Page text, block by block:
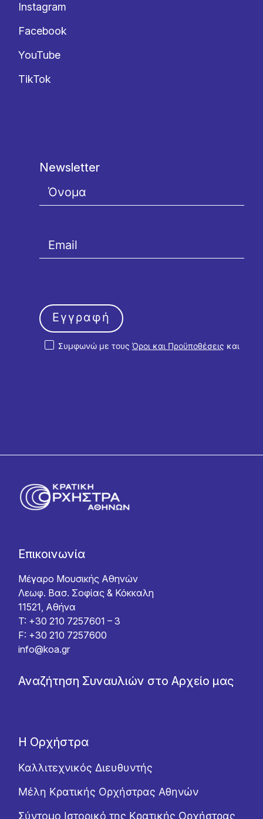
Instagram
Facebook
YouTube
TikTok
Newsletter
Συμφωνώ με τους Όροι και Προϋποθέσεις και
Εγγραφή
Επικοινωνία
Μέγαρο Μουσικής Αθηνών
Λεωφ. Βασ. Σοφίας & Κόκκαλη
11521, Αθήνα
T: +30 210 7257601 – 3
F: +30 210 7257600
info@koa.gr
Αναζήτηση Συναυλιών στο Αρχείο μας
Η Ορχήστρα
Καλλιτεχνικός Διευθυντής
Μέλη Κρατικής Ορχήστρας Αθηνών
Σύντομο Ιστορικό της Κρατικής Ορχήστρας